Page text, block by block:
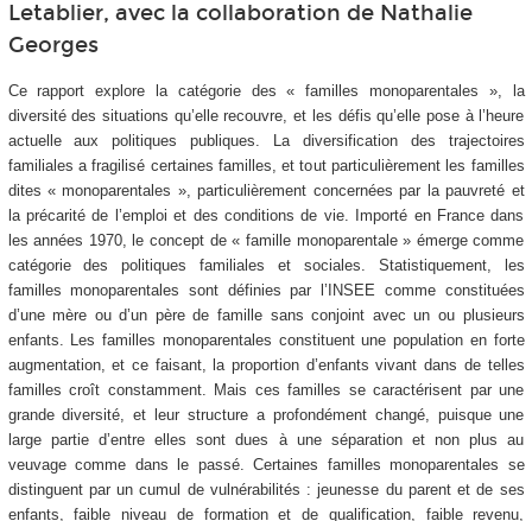
Letablier, avec la collaboration de Nathalie
Georges
Ce rapport explore la catégorie des « familles monoparentales », la
diversité des situations qu’elle recouvre, et les défis qu’elle pose à l’heure
actuelle aux politiques publiques. La diversification des trajectoires
familiales a fragilisé certaines familles, et tout particulièrement les familles
dites « monoparentales », particulièrement concernées par la pauvreté et
la précarité de l’emploi et des conditions de vie. Importé en France dans
les années 1970, le concept de « famille monoparentale » émerge comme
catégorie des politiques familiales et sociales. Statistiquement, les
familles monoparentales sont définies par l’INSEE comme constituées
d’une mère ou d’un père de famille sans conjoint avec un ou plusieurs
enfants. Les familles monoparentales constituent une population en forte
augmentation, et ce faisant, la proportion d’enfants vivant dans de telles
familles croît constamment. Mais ces familles se caractérisent par une
grande diversité, et leur structure a profondément changé, puisque une
large partie d’entre elles sont dues à une séparation et non plus au
veuvage comme dans le passé. Certaines familles monoparentales se
distinguent par un cumul de vulnérabilités : jeunesse du parent et de ses
enfants, faible niveau de formation et de qualification, faible revenu,